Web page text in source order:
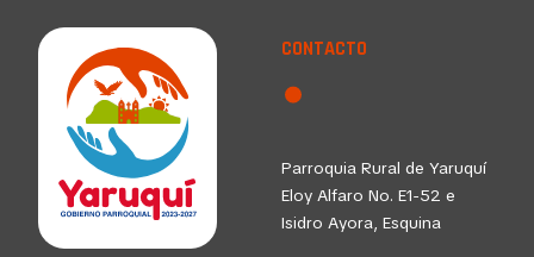
CONTACTO
Parroquia Rural de Yaruquí
Eloy Alfaro No. E1-52 e
Isidro Ayora, Esquina